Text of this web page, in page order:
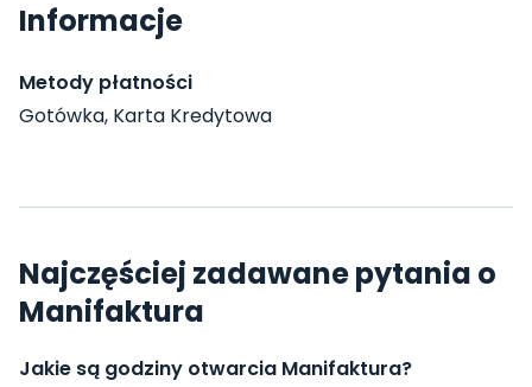
Informacje
Metody płatności
Gotówka, Karta Kredytowa
Najczęściej zadawane pytania o
Manifaktura
Jakie są godziny otwarcia Manifaktura?